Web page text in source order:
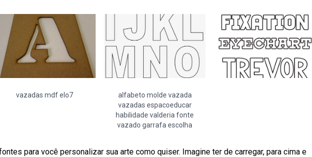
vazadas mdf elo7
alfabeto molde vazada
vazadas espacoeducar
habilidade valderia fonte
vazado garrafa escolha
para você personalizar sua arte como quiser. Imagine ter de carregar, para cima e